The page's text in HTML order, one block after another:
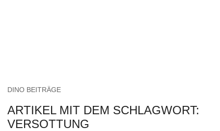
DINO BEITRÄGE
ARTIKEL MIT DEM SCHLAGWORT:
VERSOTTUNG